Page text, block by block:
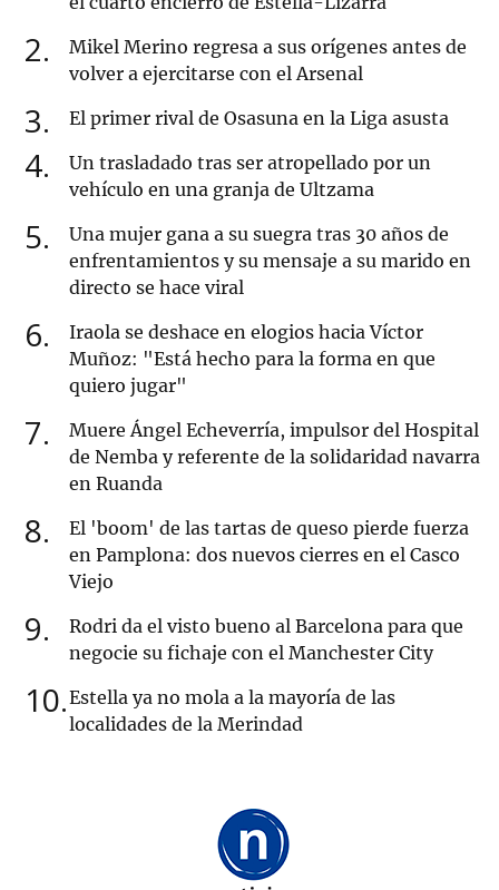
2
Mikel Merino regresa a sus orígenes antes de
volver a ejercitarse con el Arsenal
3 El primer rival de Osasuna en la Liga asusta
4
Un trasladado tras ser atropellado por un
vehículo en una granja de Ultzama
5
Una mujer gana a su suegra tras 30 años de
enfrentamientos y su mensaje a su marido en
directo se hace viral
6
Iraola se deshace en elogios hacia Víctor
Muñoz: "Está hecho para la forma en que
quiero jugar"
7
Muere Ángel Echeverría, impulsor del Hospital
de Nemba y referente de la solidaridad navarra
en Ruanda
8
El 'boom' de las tartas de queso pierde fuerza
en Pamplona: dos nuevos cierres en el Casco
Viejo
9
Rodri da el visto bueno al Barcelona para que
negocie su fichaje con el Manchester City
10 Estella ya no mola a la mayoría de las
localidades de la Merindad